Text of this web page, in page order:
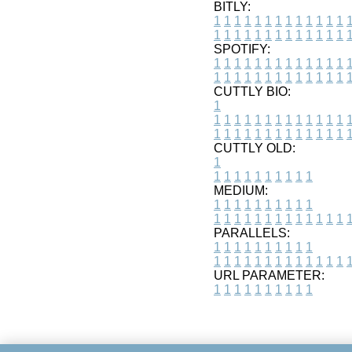
BITLY:
1 1 1 1 1 1 1 1 1 1 1 1 1 1
1 1 1 1 1 1 1 1 1 1 1 1 1 1
SPOTIFY:
1 1 1 1 1 1 1 1 1 1 1 1 1 1
1 1 1 1 1 1 1 1 1 1 1 1 1 1
CUTTLY BIO:
1
1 1 1 1 1 1 1 1 1 1 1 1 1 1
1 1 1 1 1 1 1 1 1 1 1 1 1 1
CUTTLY OLD:
1
1 1 1 1 1 1 1 1 1 1
MEDIUM:
1 1 1 1 1 1 1 1 1 1
1 1 1 1 1 1 1 1 1 1 1 1 1 1
PARALLELS:
1 1 1 1 1 1 1 1 1 1
1 1 1 1 1 1 1 1 1 1 1 1 1 1
URL PARAMETER:
1 1 1 1 1 1 1 1 1 1